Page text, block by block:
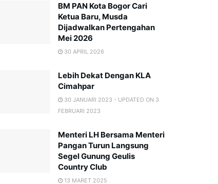
BM PAN Kota Bogor Cari
Ketua Baru, Musda
Dijadwalkan Pertengahan
Mei 2026
30 APRIL 2026
Lebih Dekat Dengan KLA
Cimahpar
30 JANUARI 2023 - UPDATED ON 3
FEBRUARI 2023
Menteri LH Bersama Menteri
Pangan Turun Langsung
Segel Gunung Geulis
Country Club
13 MARET 2025